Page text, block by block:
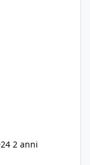
2 anni